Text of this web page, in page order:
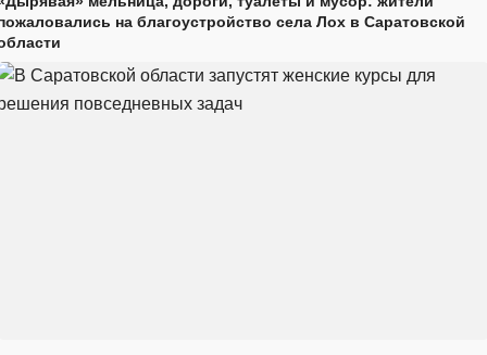
на благоустройство села Лох в Саратовской